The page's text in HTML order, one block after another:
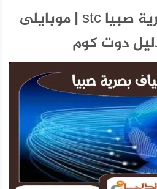
مندوب الياف بصرية صبيا stc | موبايلى